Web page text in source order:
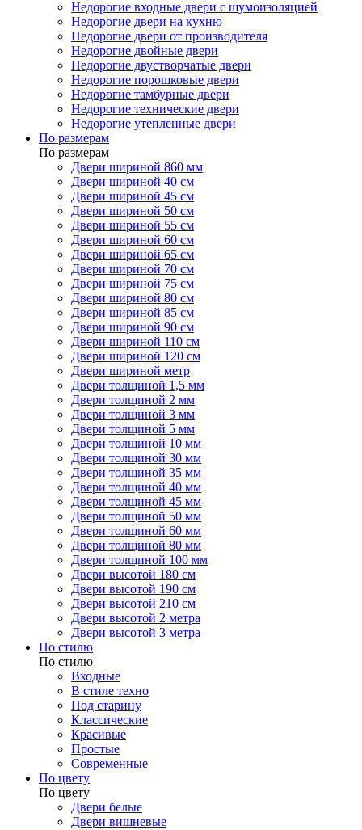
Недорогие входные двери с шумоизоляцией
Недорогие двери на кухню
Недорогие двери от производителя
Недорогие двойные двери
Недорогие двустворчатые двери
Недорогие порошковые двери
Недорогие тамбурные двери
Недорогие технические двери
Недорогие утепленные двери
По размерам
По размерам
Двери шириной 860 мм
Двери шириной 40 см
Двери шириной 45 см
Двери шириной 50 см
Двери шириной 55 см
Двери шириной 60 см
Двери шириной 65 см
Двери шириной 70 см
Двери шириной 75 см
Двери шириной 80 см
Двери шириной 85 см
Двери шириной 90 см
Двери шириной 110 см
Двери шириной 120 см
Двери шириной метр
Двери толщиной 1,5 мм
Двери толщиной 2 мм
Двери толщиной 3 мм
Двери толщиной 5 мм
Двери толщиной 10 мм
Двери толщиной 30 мм
Двери толщиной 35 мм
Двери толщиной 40 мм
Двери толщиной 45 мм
Двери толщиной 50 мм
Двери толщиной 60 мм
Двери толщиной 80 мм
Двери толщиной 100 мм
Двери высотой 180 см
Двери высотой 190 см
Двери высотой 210 см
Двери высотой 2 метра
Двери высотой 3 метра
По стилю
По стилю
Входные
В стиле техно
Под старину
Классические
Красивые
Простые
Современные
По цвету
По цвету
Двери белые
Двери вишневые